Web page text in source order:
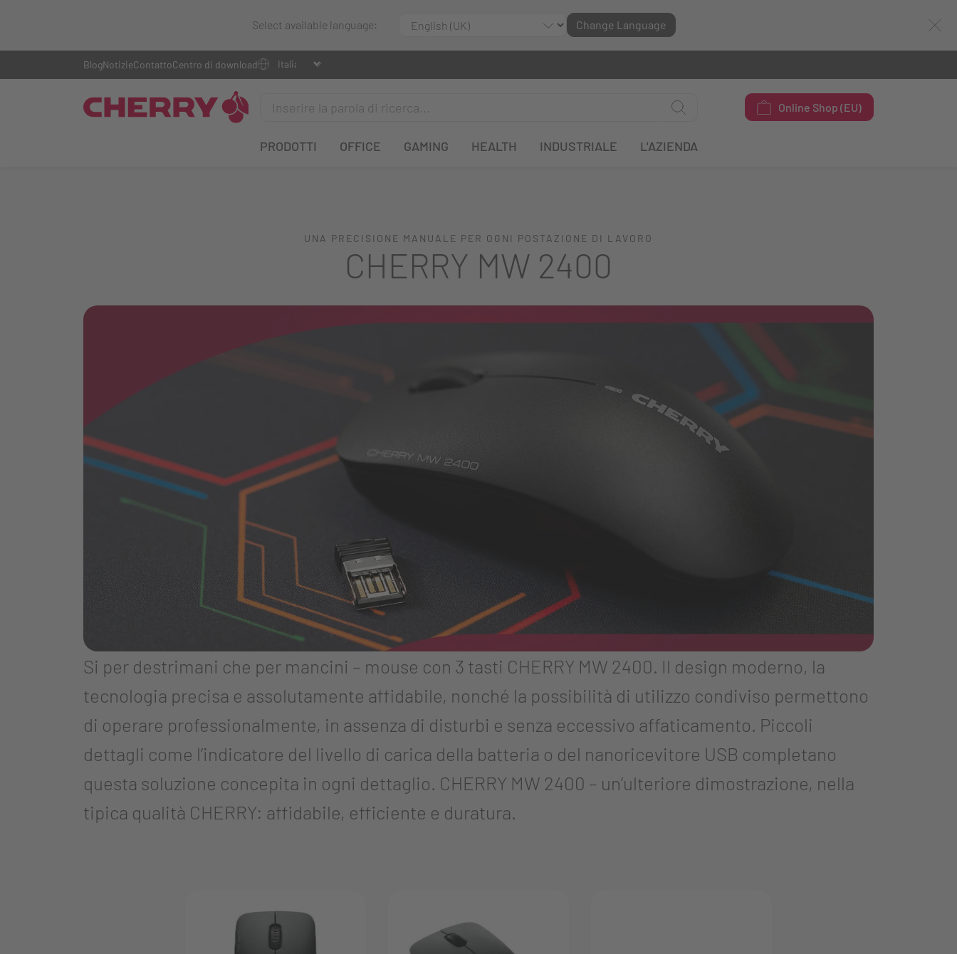
Select available language: Change Language
Online Shop (EU)
PRODOTTI OFFICE GAMING HEALTH INDUSTRIALE L'AZIENDA
BlogNotizieContattoCentro di download
UNA PRECISIONE MANUALE PER OGNI POSTAZIONE DI LAVORO
CHERRY MW 2400
Si per destrimani che per mancini – mouse con 3 tasti CHERRY MW 2400. Il design moderno, la
tecnologia precisa e assolutamente affidabile, nonché la possibilità di utilizzo condiviso permettono
di operare professionalmente, in assenza di disturbi e senza eccessivo affaticamento. Piccoli
dettagli come l’indicatore del livello di carica della batteria o del nanoricevitore USB completano
questa soluzione concepita in ogni dettaglio. CHERRY MW 2400 – un’ulteriore dimostrazione, nella
tipica qualità CHERRY: affidabile, efficiente e duratura.